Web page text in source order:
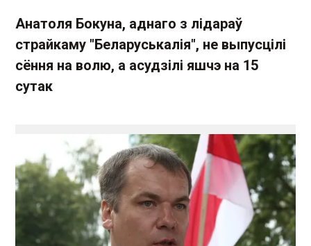
Анатоля Бокуна, аднаго з лідараў
страйкаму "Беларуськалія", не выпусцілі
сёння на волю, а асудзілі яшчэ на 15
сутак